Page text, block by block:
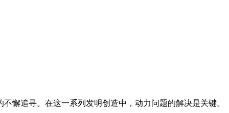
懈追寻。在这一系列发明创造中，动力问题的解决是关键。